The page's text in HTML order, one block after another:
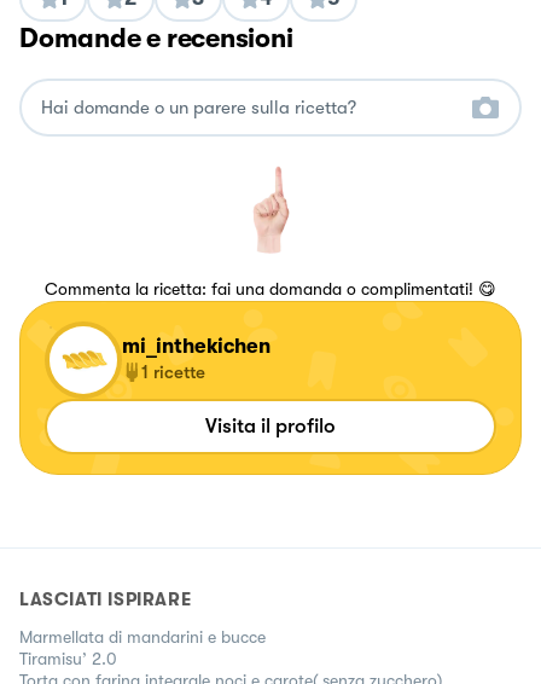
Domande e recensioni
Commenta la ricetta: fai una domanda o complimentati! 😋
mi_inthekichen
1 ricette
Visita il profilo
LASCIATI ISPIRARE
Marmellata di mandarini e bucce
Tiramisu’ 2.0